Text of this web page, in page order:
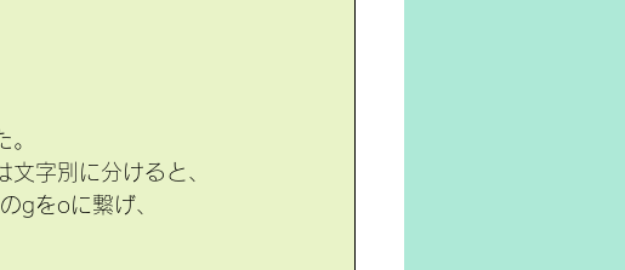
字別に分けると、
gをoに繋げ、